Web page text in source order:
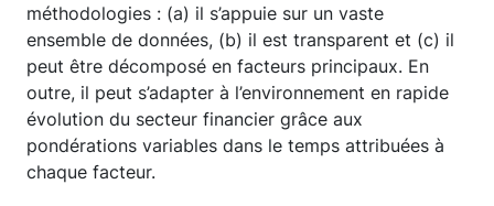
méthodologies : (a) il s’appuie sur un vaste
ensemble de données, (b) il est transparent et (c) il
peut être décomposé en facteurs principaux. En
outre, il peut s’adapter à l’environnement en rapide
évolution du secteur financier grâce aux
pondérations variables dans le temps attribuées à
chaque facteur.